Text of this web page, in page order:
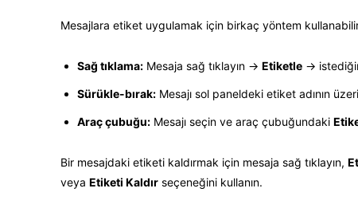
Mesajlara etiket uygulamak için birkaç yöntem
Sağ tıklama: Mesaja sağ tıklayın → Etiketle →
Sürükle-bırak: Mesajı sol paneldeki etiket adının
Araç çubuğu: Mesajı seçin ve araç çubuğundaki
Bir mesajdaki etiketi kaldırmak için mesaja sağ tıklayın,
veya Etiketi Kaldır seçeneğini kullanın.